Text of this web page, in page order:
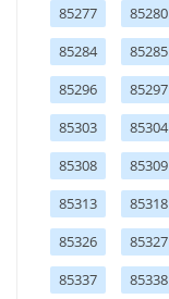
85277
85280
85284
85285
85296
85297
85303
85304
85308
85309
85313
85318
85326
85327
85337
85338